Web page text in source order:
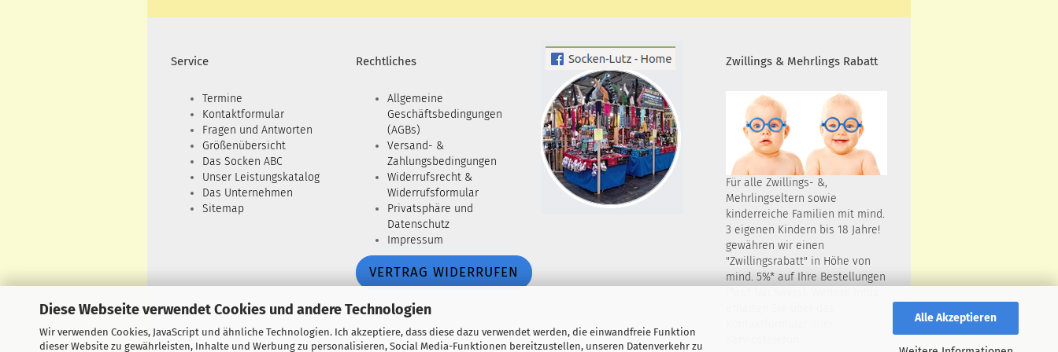
Diese Webseite verwendet Cookies und andere Technologien
Wir verwenden Cookies, JavaScript und ähnliche Technologien. Ich akzeptiere, dass diese dazu verwendet werden, die einwandfreie Funktion
dieser Website zu gewährleisten, Inhalte und Werbung zu personalisieren, Social Media-Funktionen bereitzustellen, unseren Datenverkehr zu
Alle Akzeptieren
Service
Termine
Kontaktformular
Fragen und Antworten
Größenübersicht
Das Socken ABC
Unser Leistungskatalog
Das Unternehmen
Sitemap
Rechtliches
Allgemeine
Geschäftsbedingungen
(AGBs)
Versand- &
Zahlungsbedingungen
Widerrufsrecht &
Widerrufsformular
Privatsphäre und
Datenschutz
Impressum
VERTRAG WIDERRUFEN
Zwillings & Mehrlings Rabatt
Für alle Zwillings- &,
Mehrlingseltern sowie
kinderreiche Familien mit mind.
3 eigenen Kindern bis 18 Jahre!
gewähren wir einen
"Zwillingsrabatt" in Höhe von
mind. 5%* auf Ihre Bestellungen